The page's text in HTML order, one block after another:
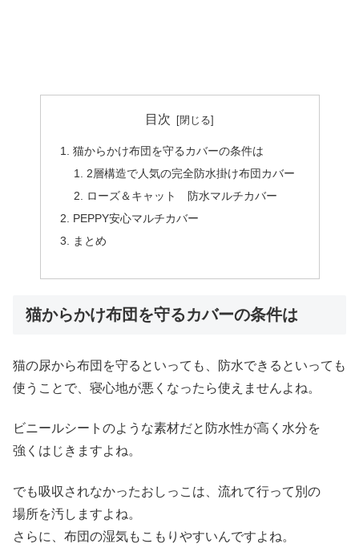
目次
猫からかけ布団を守るカバーの条件は
2層構造で人気の完全防水掛け布団カバー
ローズ＆キャット 防水マルチカバー
PEPPY安心マルチカバー
まとめ
猫からかけ布団を守るカバーの条件は
猫の尿から布団を守るといっても、防水できるといっても
使うことで、寝心地が悪くなったら使えませんよね。
ビニールシートのような素材だと防水性が高く水分を
強くはじきますよね。
でも吸収されなかったおしっこは、流れて行って別の
場所を汚しますよね。
さらに、布団の湿気もこもりやすいんですよね。